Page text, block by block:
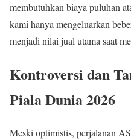
membutuhkan biaya puluhan
kami hanya mengeluarkan
menjadi nilai jual utama saat
Kontroversi dan
Piala Dunia 2026
Meski optimistis, perjalanan